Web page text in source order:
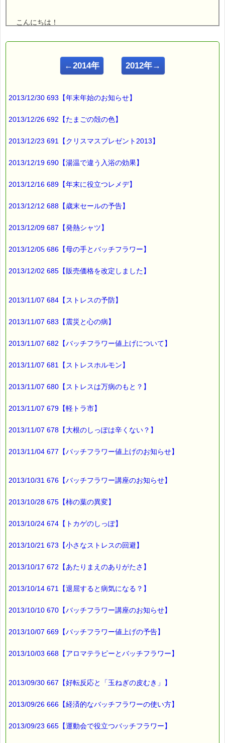
こんにちは！
■ｅパスタイム通信 2013.05.02 VOL.624号
ガイドラインによれば、
１日に４回以上飲むことを目安
自分なりに飲み方を工夫しても
バッチフラワーレメディを飲む暇がない場合、
（１）朝起きた時、
（３）帰宅時、
でもかまいません。
また、
お茶やミネラルウォーターの
ペットボトルに、
４回分のバッチフラワーを入れて持ち歩き、
必要なエネルギーを取り入れることです。
自分のライフスタイルに合わせて、
「よくある質問」をご覧ください。
→https://pass-thyme.com/info/faq1.asp?i=260
こちらは、お得な情報ですよ (*^_^*)
■本日のオススメ情報
▼お得なバッチフラワー・レスキューセット！！
https://pass-thyme.com/fit/p005.asp
▼あなたにぴったりのバッチフラワーが見つかる－選び方ガイ
https://pass-thyme.com/guide/info.asp
■ｅパスタイム通信編集長 ルコ＠千葉るみこ 編集後記
いままで
←2014年 2012年→
2013/12/30 693【年末年始のお知らせ】
2013/12/26 692【たまごの殻の色】
2013/12/23 691【クリスマスプレゼント2013】
2013/12/19 690【湯温で違う入浴の効果】
2013/12/16 689【年末に役立つレメデ】
2013/12/12 688【歳末セールの予告】
2013/12/09 687【発熱シャツ】
2013/12/05 686【母の手とバッチフラワー】
2013/12/02 685【販売価格を改定しました】
2013/11/07 684【ストレスの予防】
2013/11/07 683【震災と心の病】
2013/11/07 682【バッチフラワー値上げについて】
2013/11/07 681【ストレスホルモン】
2013/11/07 680【ストレスは万病のもと？】
2013/11/07 679【軽トラ市】
2013/11/07 678【大根のしっぽは辛くない？】
2013/11/04 677【バッチフラワー値上げのお知らせ】
2013/10/31 676【バッチフラワー講座のお知らせ】
2013/10/28 675【柿の葉の異変】
2013/10/24 674【トカゲのしっぽ】
2013/10/21 673【小さなストレスの回避】
2013/10/17 672【あたりまえのありがたさ】
2013/10/14 671【退屈すると病気になる？】
2013/10/10 670【バッチフラワー講座のお知らせ】
2013/10/07 669【バッチフラワー値上げの予告】
2013/10/03 668【アロマテラピーとバッチフラワー】
2013/09/30 667【好転反応と「玉ねぎの皮むき」】
2013/09/26 666【経済的なバッチフラワーの使い方】
2013/09/23 665【運動会で役立つバッチフラワー】